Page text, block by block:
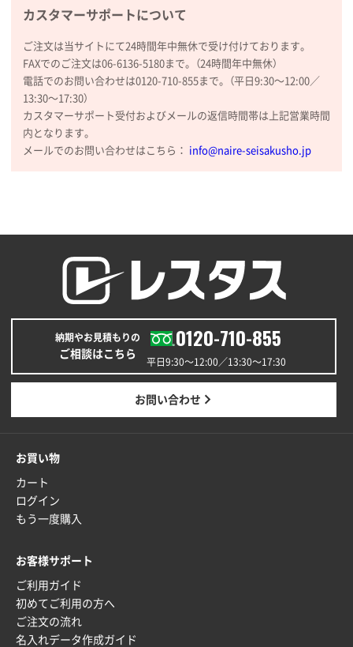
カスタマーサポートについて
ご注文は当サイトにて24時間年中無休で受け付けております。
FAXでのご注文は06-6136-5180まで。（24時間年中無休）
電話でのお問い合わせは0120-710-855まで。（平日9:30〜12:00／
13:30〜17:30）
カスタマーサポート受付およびメールの返信時間帯は上記営業時間
内となります。
メールでのお問い合わせはこちら： info@naire-seisakusho.jp
納期やお見積もりの
ご相談はこちら
0120-710-855
平日9:30〜12:00／13:30〜17:30
お問い合わせ
お買い物
カート
ログイン
もう一度購入
お客様サポート
ご利用ガイド
初めてご利用の方へ
ご注文の流れ
名入れデータ作成ガイド